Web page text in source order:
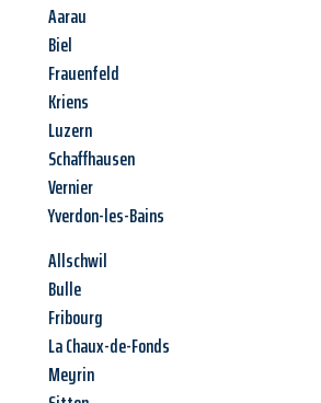
Aarau
Biel
Frauenfeld
Kriens
Luzern
Schaffhausen
Vernier
Yverdon-les-Bains
Allschwil
Bulle
Fribourg
La Chaux-de-Fonds
Meyrin